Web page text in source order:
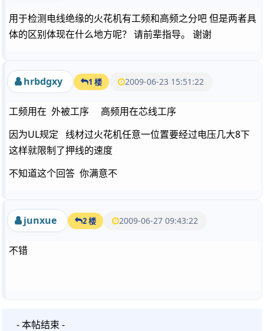
用于检测电线绝缘的火花机有工频和高频之分吧 但是两者具
体的区别体现在什么地方呢？ 请前辈指导。 谢谢
hrbdgxy 1 楼 2009-06-23 15:51:22
工频用在 外被工序 高频用在芯线工序
因为UL规定 线材过火花机任意一位置要经过电压几大8下
这样就限制了押线的速度
不知道这个回答 你满意不
junxue 2 楼 2009-06-27 09:43:22
不错
- 本帖结束 -